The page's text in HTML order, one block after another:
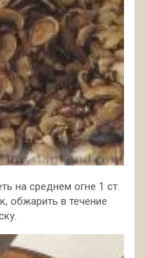
на среднем огне 1 ст.
обжарить в течение